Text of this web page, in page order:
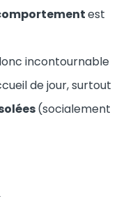
est
incontournable
de jour, surtout
(socialement